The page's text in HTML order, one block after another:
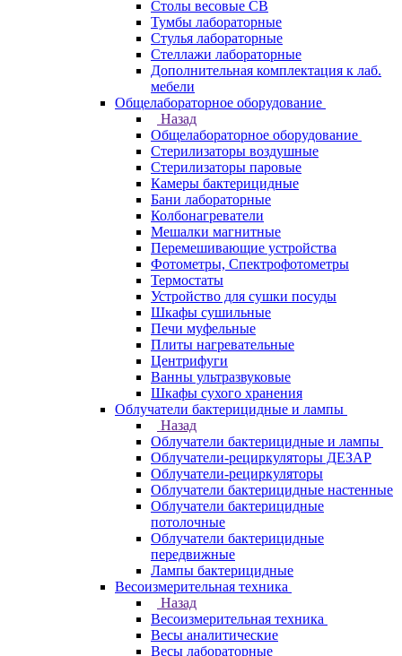
Столы весовые СВ
Тумбы лабораторные
Стулья лабораторные
Стеллажи лабораторные
Дополнительная комплектация к лаб.
мебели
Общелабораторное оборудование
Назад
Общелабораторное оборудование
Стерилизаторы воздушные
Стерилизаторы паровые
Камеры бактерицидные
Бани лабораторные
Колбонагреватели
Мешалки магнитные
Перемешивающие устройства
Фотометры, Спектрофотометры
Термостаты
Устройство для сушки посуды
Шкафы сушильные
Печи муфельные
Плиты нагревательные
Центрифуги
Ванны ультразвуковые
Шкафы сухого хранения
Облучатели бактерицидные и лампы
Назад
Облучатели бактерицидные и лампы
Облучатели-рециркуляторы ДЕЗАР
Облучатели-рециркуляторы
Облучатели бактерицидные настенные
Облучатели бактерицидные
потолочные
Облучатели бактерицидные
передвижные
Лампы бактерицидные
Весоизмерительная техника
Назад
Весоизмерительная техника
Весы аналитические
Весы лабораторные